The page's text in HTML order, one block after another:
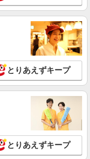
詳細を見る
キッチン
支給 ◆22時〜翌5時は時
※研修中も給与
白山2-38-8
詳細を見る
簡単な接客・調理・清
とりあえずキープ
とりあえずキープ